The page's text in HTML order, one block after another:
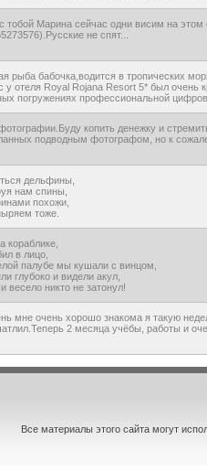
тобой Марина сейчас одни висим на
не спят...
рыба бабочка,водится в тропических
у отеля Royal Rojana Resort 5* был очень
погружениях профессиональной
копить денежку и
подводным фотографом, но к
дельфины,
нам спины,
похожи,
тоже.
кораблике,
в лицо,
палубе мы кушали с винцом,
глубоко и видели акул,
весело никто не затонул!
мне очень хорошо знакома я такую
2 месяца учёбы, работы и
Все материалы этого сайта могут